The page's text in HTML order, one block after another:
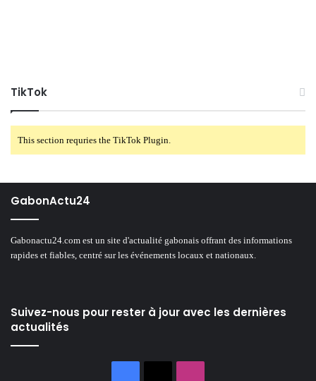
TikTok
This section requries the TikTok Plugin.
GabonActu24
Gabonactu24.com est un site d'actualité gabonais offrant des informations
rapides et fiables, centré sur les événements locaux et nationaux.
Suivez-nous pour rester à jour avec les dernières
actualités